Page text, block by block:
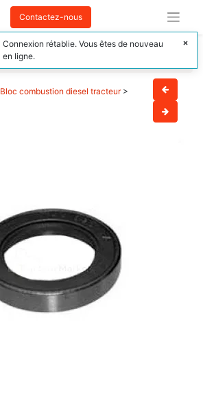
Contactez-nous
Bloc combustion diesel tracteur>
Connexion rétablie. Vous êtes de nouveau
en ligne.